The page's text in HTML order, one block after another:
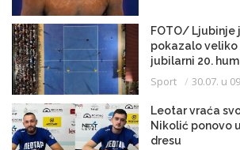
FOTO/ Ljubinje
pokazalo veliko
jubilarni 20.
malom fudbalu
Sport 30.07. u
Leotar vraća
Nikolić ponovo
dresu